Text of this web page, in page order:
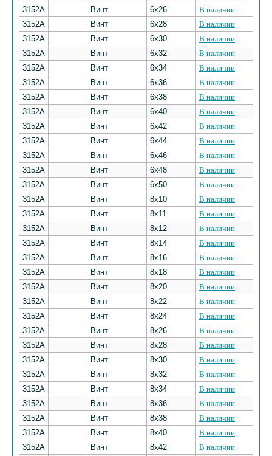
3152А
Винт 6х26
В наличии
3152А
Винт 6х28
В наличии
3152А
Винт 6х30
В наличии
3152А
Винт 6х32
В наличии
3152А
Винт 6х34
В наличии
3152А
Винт 6х36
В наличии
3152А
Винт 6х38
В наличии
3152А
Винт 6х40
В наличии
3152А
Винт 6х42
В наличии
3152А
Винт 6х44
В наличии
3152А
Винт 6х46
В наличии
3152А
Винт 6х48
В наличии
3152А
Винт 6х50
В наличии
3152А
Винт 8х10
В наличии
3152А
Винт 8х11
В наличии
3152А
Винт 8х12
В наличии
3152А
Винт 8х14
В наличии
3152А
Винт 8х16
В наличии
3152А
Винт 8х18
В наличии
3152А
Винт 8х20
В наличии
3152А
Винт 8х22
В наличии
3152А
Винт 8х24
В наличии
3152А
Винт 8х26
В наличии
3152А
Винт 8х28
В наличии
3152А
Винт 8х30
В наличии
3152А
Винт 8х32
В наличии
3152А
Винт 8х34
В наличии
3152А
Винт 8х36
В наличии
3152А
Винт 8х38
В наличии
3152А
Винт 8х40
В наличии
3152А
Винт 8х42
В наличии